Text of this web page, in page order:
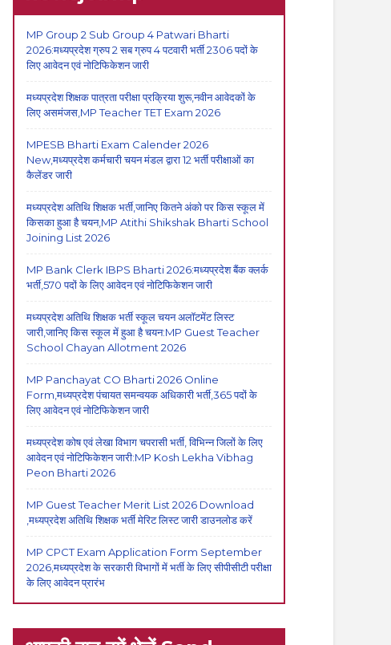
MP Group 2 Sub Group 4 Patwari Bharti
2026:मध्यप्रदेश ग्रुप 2 सब ग्रुप 4 पटवारी भर्ती 2306 पदों के
लिए आवेदन एवं नोटिफिकेशन जारी
मध्यप्रदेश शिक्षक पात्रता परीक्षा प्रक्रिया शुरू,नवीन आवेदकों के
लिए असमंजस,MP Teacher TET Exam 2026
MPESB Bharti Exam Calender 2026
New,मध्यप्रदेश कर्मचारी चयन मंडल द्वारा 12 भर्ती परीक्षाओं का
कैलेंडर जारी
मध्यप्रदेश अतिथि शिक्षक भर्ती,जानिए कितने अंको पर किस स्कूल में
किसका हुआ है चयन,MP Atithi Shikshak Bharti School
Joining List 2026
MP Bank Clerk IBPS Bharti 2026:मध्यप्रदेश बैंक क्लर्क
भर्ती,570 पदों के लिए आवेदन एवं नोटिफिकेशन जारी
मध्यप्रदेश अतिथि शिक्षक भर्ती स्कूल चयन अलॉटमेंट लिस्ट
जारी,जानिए किस स्कूल में हुआ है चयन:MP Guest Teacher
School Chayan Allotment 2026
MP Panchayat CO Bharti 2026 Online
Form,मध्यप्रदेश पंचायत समन्वयक अधिकारी भर्ती,365 पदों के
लिए आवेदन एवं नोटिफिकेशन जारी
मध्यप्रदेश कोष एवं लेखा विभाग चपरासी भर्ती, विभिन्न जिलों के लिए
आवेदन एवं नोटिफिकेशन जारी:MP Kosh Lekha Vibhag
Peon Bharti 2026
MP Guest Teacher Merit List 2026 Download
,मध्यप्रदेश अतिथि शिक्षक भर्ती मेरिट लिस्ट जारी डाउनलोड करें
MP CPCT Exam Application Form September
2026,मध्यप्रदेश के सरकारी विभागों में भर्ती के लिए सीपीसीटी परीक्षा
के लिए आवेदन प्रारंभ